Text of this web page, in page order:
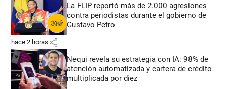
La FLIP reportó más de 2.000 agresiones
contra periodistas durante el gobierno de
Gustavo Petro
hace 2 horas share
Nequi revela su estrategia con IA: 98% de
atención automatizada y cartera de crédito
multiplicada por diez